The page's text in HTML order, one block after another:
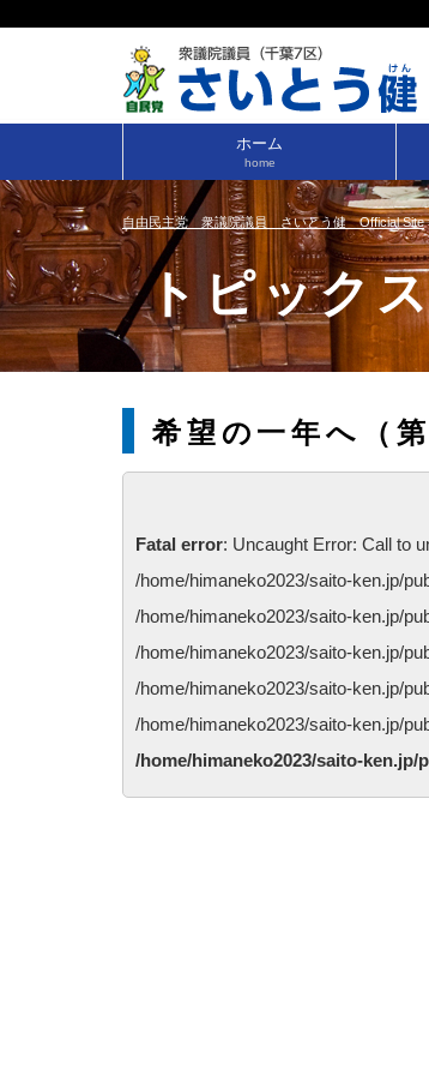
ホーム
home
自由民主党 衆議院議員 さいとう健 Official Site
トピック
希望の一年へ（
Fatal error: Uncaught Error: Call to
/home/himaneko2023/saito-ken.jp/
/home/himaneko2023/saito-ken.jp/
/home/himaneko2023/saito-ken.jp/
/home/himaneko2023/saito-ken.jp/
/home/himaneko2023/saito-ken.jp/
/home/himaneko2023/saito-